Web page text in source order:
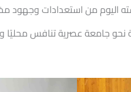
اليوم من استعدادات وجهود
نحو جامعة عصرية تنافس محليًا